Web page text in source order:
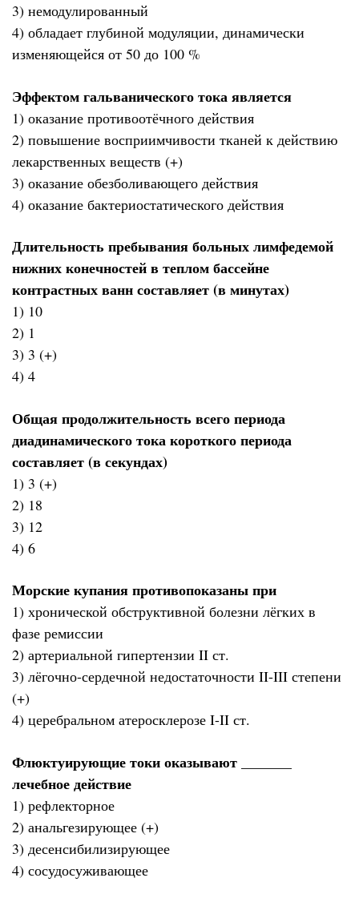
3) немодулированный
4) обладает глубиной модуляции, динамически
изменяющейся от 50 до 100 %
Эффектом гальванического тока является
1) оказание противоотёчного действия
2) повышение восприимчивости тканей к действию
лекарственных веществ (+)
3) оказание обезболивающего действия
4) оказание бактериостатического действия
Длительность пребывания больных лимфедемой
нижних конечностей в теплом бассейне
контрастных ванн составляет (в минутах)
1) 10
2) 1
3) 3 (+)
4) 4
Общая продолжительность всего периода
диадинамического тока короткого периода
составляет (в секундах)
1) 3 (+)
2) 18
3) 12
4) 6
Морские купания противопоказаны при
1) хронической обструктивной болезни лёгких в
фазе ремиссии
2) артериальной гипертензии II ст.
3) лёгочно-сердечной недостаточности II-III степени
(+)
4) церебральном атеросклерозе I-II ст.
Флюктуирующие токи оказывают _______
лечебное действие
1) рефлекторное
2) анальгезирующее (+)
3) десенсибилизирующее
4) сосудосуживающее